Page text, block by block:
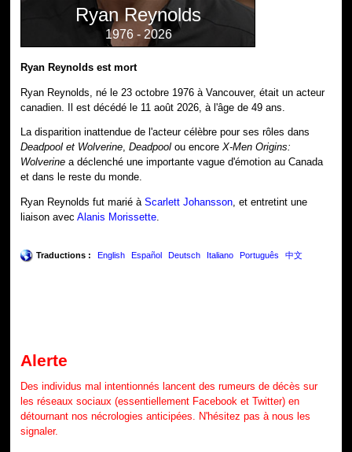
Ryan Reynolds
1976 - 2026
Ryan Reynolds est mort
Ryan Reynolds, né le 23 octobre 1976 à Vancouver, était un acteur
canadien. Il est décédé le 11 août 2026, à l'âge de 49 ans.
La disparition inattendue de l'acteur célèbre pour ses rôles dans
Deadpool et Wolverine,Deadpool ou encoreX-Men Origins:
Wolverine a déclenché une importante vague d'émotion au Canada
et dans le reste du monde.
Ryan Reynolds fut marié àScarlett Johansson, et entretint une
liaison avecAlanis Morissette.
Traductions : English Español Deutsch Italiano Português 中文
Alerte
Des individus mal intentionnés lancent des rumeurs de décès sur
les réseaux sociaux (essentiellement Facebook et Twitter) en
détournant nos nécrologies anticipées. N'hésitez pas à nous les
signaler.